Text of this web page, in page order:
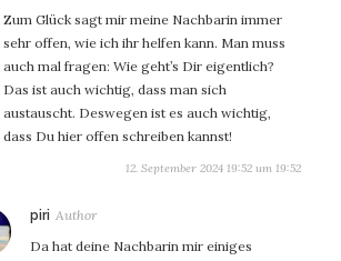
Zum Glück sagt mir meine Nachbarin immer
sehr offen, wie ich ihr helfen kann. Man muss
auch mal fragen: Wie geht’s Dir eigentlich?
Das ist auch wichtig, dass man sich
austauscht. Deswegen ist es auch wichtig,
dass Du hier offen schreiben kannst!
12. September 2024 19:52 um 19:52
piri sagt:
Da hat deine Nachbarin mir einiges